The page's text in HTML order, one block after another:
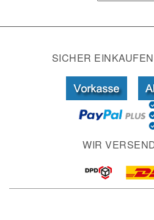
SICHER
WIR